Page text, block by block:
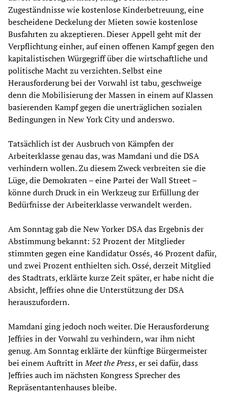
Zugeständnisse wie kostenlose Kinderbetreuung, eine
bescheidene Deckelung der Mieten sowie kostenlose
Busfahrten zu akzeptieren. Dieser Appell geht mit der
Verpflichtung einher, auf einen offenen Kampf gegen den
kapitalistischen Würgegriff über die wirtschaftliche und
politische Macht zu verzichten. Selbst eine
Herausforderung bei der Vorwahl ist tabu, geschweige
denn die Mobilisierung der Massen in einem auf Klassen
basierenden Kampf gegen die unerträglichen sozialen
Bedingungen in New York City und anderswo.
Tatsächlich ist der Ausbruch von Kämpfen der
Arbeiterklasse genau das, was Mamdani und die DSA
verhindern wollen. Zu diesem Zweck verbreiten sie die
Lüge, die Demokraten – eine Partei der Wall Street –
könne durch Druck in ein Werkzeug zur Erfüllung der
Bedürfnisse der Arbeiterklasse verwandelt werden.
Am Sonntag gab die New Yorker DSA das Ergebnis der
Abstimmung bekannt: 52 Prozent der Mitglieder
stimmten gegen eine Kandidatur Ossés, 46 Prozent dafür,
und zwei Prozent enthielten sich. Ossé, derzeit Mitglied
des Stadtrats, erklärte kurze Zeit später, er habe nicht die
Absicht, Jeffries ohne die Unterstützung der DSA
herauszufordern.
Mamdani ging jedoch noch weiter. Die Herausforderung
Jeffries in der Vorwahl zu verhindern, war ihm nicht
genug. Am Sonntag erklärte der künftige Bürgermeister
bei einem Auftritt inMeet the Press, er sei dafür, dass
Jeffries auch im nächsten Kongress Sprecher des
Repräsentantenhauses bleibe.